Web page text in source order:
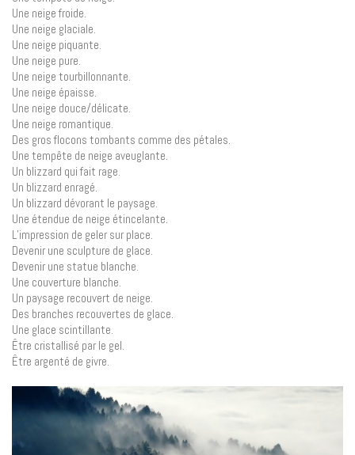
Une neige froide.
Une neige glaciale.
Une neige piquante.
Une neige pure.
Une neige tourbillonnante.
Une neige épaisse.
Une neige douce/délicate.
Une neige romantique.
Des gros flocons tombants comme des pétales.
Une tempête de neige aveuglante.
Un blizzard qui fait rage.
Un blizzard enragé.
Un blizzard dévorant le paysage.
Une étendue de neige étincelante.
L’impression de geler sur place.
Devenir une sculpture de glace.
Devenir une statue blanche.
Une couverture blanche.
Un paysage recouvert de neige.
Des branches recouvertes de glace.
Une glace scintillante.
Être cristallisé par le gel.
Être argenté de givre.